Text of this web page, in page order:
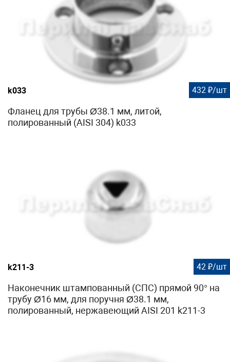
k033 432 ₽/шт
Фланец для трубы Ø38.1 мм, литой,
полированный (AISI 304) k033
k211-3 42 ₽/шт
Наконечник штампованный (СПС) прямой 90° на
трубу Ø16 мм, для поручня Ø38.1 мм,
полированный, нержавеющий AISI 201 k211-3